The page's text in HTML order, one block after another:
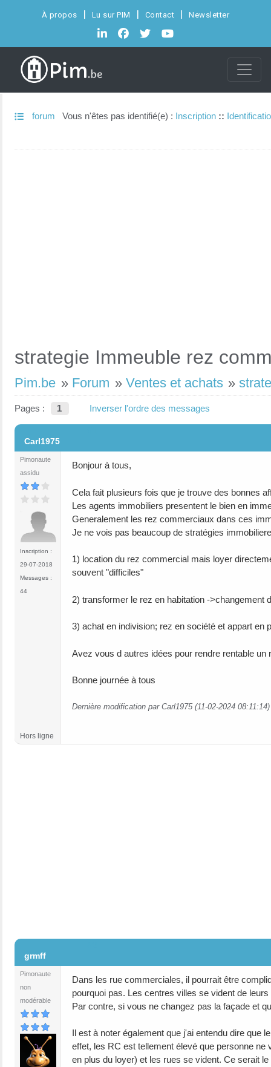
À propos Lu sur PIM Contact Newsletter
forum Vous n'êtes pas identifié(e) : Inscription ::
strategie Immeuble rez
Pim.be » Forum » Ventes et achats »
Pages : 1 Inverser l'ordre des messages
Carl1975
Pimonaute
assidu
Inscription :
29-07-2018
Messages :
44
Bonjour à tous,
Cela fait plusieurs fois que je trouve des bonnes
Les agents immobiliers presentent le bien en
Generalement les rez commerciaux dans ces
Je ne vois pas beaucoup de stratégies
1) location du rez commercial mais loyer
souvent "difficiles"
2) transformer le rez en habitation -
3) achat en indivision; rez en société et appart
Avez vous d autres idées pour rendre rentable un
Bonne journée à tous
Dernière modification par Carl1975 (11-02-2024 08:11:14)
Hors ligne
grmff
Pimonaute
non
modérable
Dans les rue commerciales, il pourrait être
pourquoi pas. Les centres villes se vident de
Par contre, si vous ne changez pas la façade et
Il est à noter également que j'ai entendu dire que
effet, les RC est tellement élevé que personne
en plus du loyer) et les rues se vident. Ce serait